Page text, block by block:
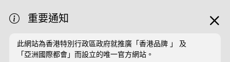
重要通知
此網站為香港特別行政區政府就推廣「香港品牌 」 及
「亞洲國際都會」而設立的唯一官方網站。